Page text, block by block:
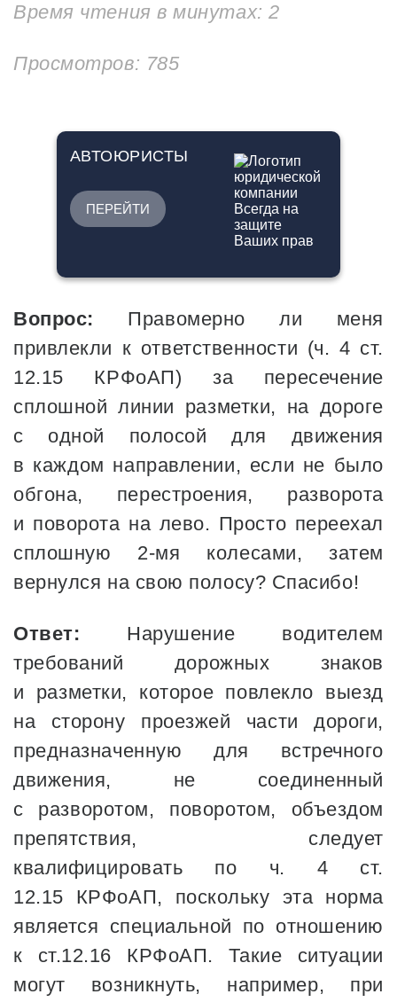
Время чтения в минутах:2
Просмотров: 785
АВТОЮРИСТЫ
ПЕРЕЙТИ
Вопрос: Правомерно ли меня
привлекли к ответственности (ч. 4 ст.
12.15 КРФоАП) за пересечение
сплошной линии разметки, на дороге
с одной полосой для движения
в каждом направлении, если не было
обгона, перестроения, разворота
и поворота на лево. Просто переехал
сплошную 2-мя колесами, затем
вернулся на свою полосу? Спасибо!
Ответ: Нарушение водителем
требований дорожных знаков
и разметки, которое повлекло выезд
на сторону проезжей части дороги,
предназначенную для встречного
движения, не соединенный
с разворотом, поворотом, объездом
препятствия, следует
квалифицировать по ч. 4 ст.
12.15 КРФоАП, поскольку эта норма
является специальной по отношению
к ст.12.16 КРФоАП. Такие ситуации
могут возникнуть, например, при